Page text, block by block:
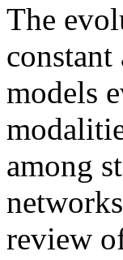
The
models
among
review